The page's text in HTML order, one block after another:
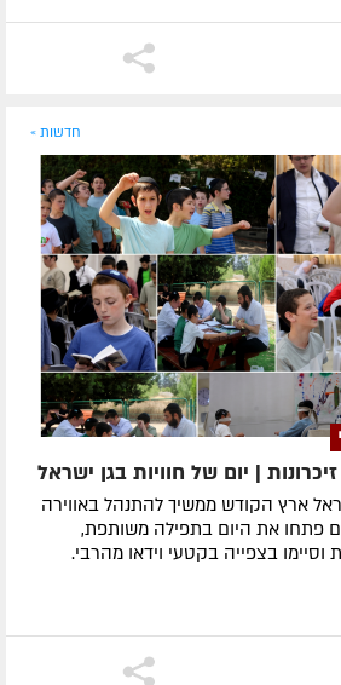
חדשות »
| יום של חוויות בגן ישראל
ארץ הקודש ממשיך להתנהל באווירה
פתחו את היום בתפילה משותפת,
וסיימו בצפייה בקטעי וידאו מהרבי.